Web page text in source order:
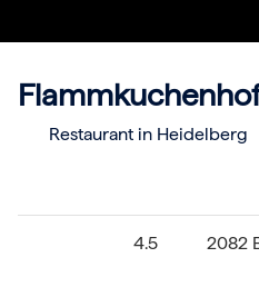
Restaurant in Heidelberg
4.5 2082